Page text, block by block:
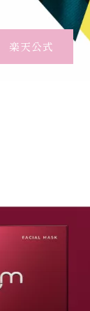
楽天公式